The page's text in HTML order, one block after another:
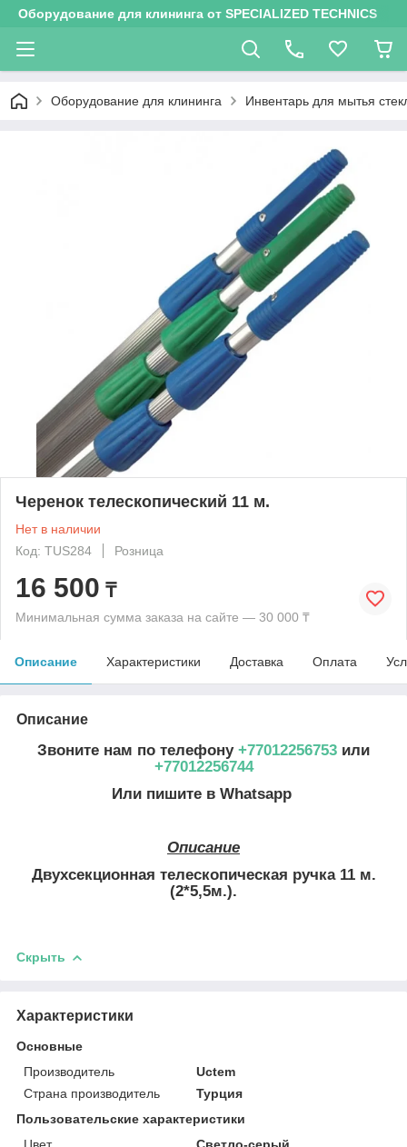
Оборудование для клининга от SPECIALIZED TECHNICS
Оборудование для клининга Инвентарь для мытья
Черенок телескопический 11 м.
Нет в наличии
Код: TUS284
Розница
16 500 ₸
Минимальная сумма заказа на сайте — 30 000 ₸
Описание Характеристики Доставка Оплата
Описание
Звоните нам по телефону +77012256753 или
+77012256744
Или пишите в Whatsapp
Описание
Двухсекционная телескопическая ручка 11 м.
(2*5,5м.).
Скрыть
Характеристики
Основные
Производитель
Uctem
Страна производитель
Турция
Пользовательские характеристики
Цвет
Светло-серый